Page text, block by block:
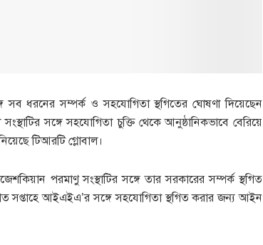
সব ধরনের সম্পর্ক ও সহযোগিতা স্থগিতের ঘোষণা দিয়েছেন
সঙ্গে সহযোগিতা চুক্তি থেকে আনুষ্ঠানিকভাবে বেরিয়ে
টিআরটি গ্লোবাল।
পরমাণু সংস্থাটির সঙ্গে তার সরকারের সম্পর্ক স্থগিত
আইএইএ’র সঙ্গে সহযোগিতা স্থগিত করার জন্য আইন